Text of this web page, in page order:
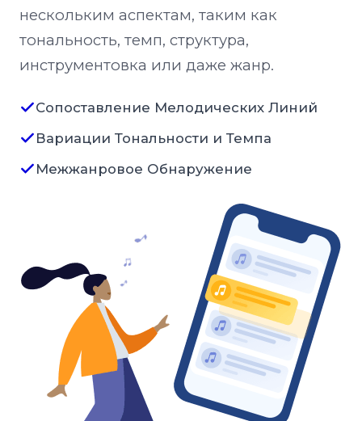
нескольким аспектам, таким как
тональность, темп, структура,
инструментовка или даже жанр.
Сопоставление Мелодических Линий
Вариации Тональности и Темпа
Межжанровое Обнаружение